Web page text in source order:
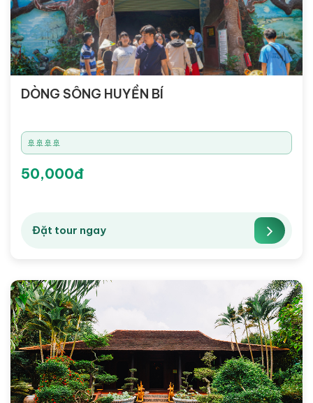
DÒNG SÔNG HUYỀN BÍ
🚢🚢🚢🚢
50,000đ
Đặt tour ngay